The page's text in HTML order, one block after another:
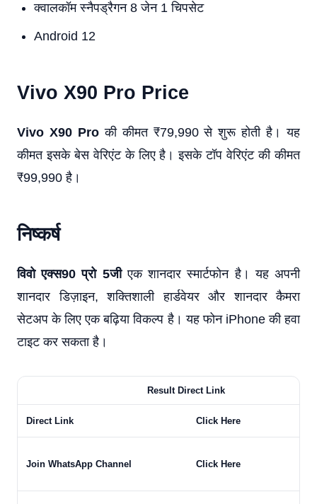
क्वालकॉम स्नैपड्रैगन 8 जेन 1 चिपसेट
Android 12
Vivo X90 Pro Price
Vivo X90 Proकी कीमत ₹79,990 से शुरू होती है। यह
कीमत इसके बेस वेरिएंट के लिए है। इसके टॉप वेरिएंट की कीमत
₹99,990 है।
निष्कर्ष
विवो एक्स90 प्रो 5जीएक शानदार स्मार्टफोन है। यह अपनी
शानदार डिज़ाइन, शक्तिशाली हार्डवेयर और शानदार कैमरा
सेटअप के लिए एक बढ़िया विकल्प है। यह फोन iPhone की हवा
टाइट कर सकता है।
Result Direct Link
Direct Link Click Here
Join WhatsApp Channel Click Here